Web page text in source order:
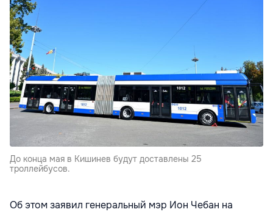
До конца мая в Кишинев будут доставлены 25
троллейбусов.
Об этом заявил генеральный мэр Ион Чебан на